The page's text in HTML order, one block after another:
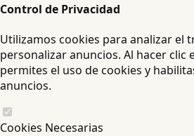
Control de Privacidad
Utilizamos cookies para analizar el
personalizar anuncios. Al hacer clic
permites el uso de cookies y
anuncios.
Cookies Necesarias